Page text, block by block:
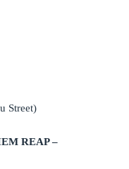
Street)
REAP –